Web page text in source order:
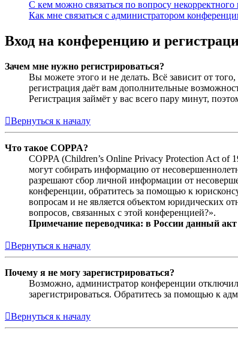
С кем можно связаться по вопросу
Как мне связаться с администратором
Вход на конференцию и
Зачем мне нужно регистрироваться?
Вы можете этого и не делать. Всё зависит от
регистрация даёт вам дополнительные
Регистрация займёт у вас всего пару минут,
Вернуться к началу
Что такое COPPA?
COPPA (Children’s Online Privacy Protection Act
могут собирать информацию от
разрешают сбор личной информации от
конференции, обратитесь за помощью к
вопросам и не является объектом юридических
вопросов, связанных с этой конференцией?».
Примечание переводчика: в России данный
Вернуться к началу
Почему я не могу зарегистрироваться?
Возможно, администратор конференции
зарегистрироваться. Обратитесь за помощью к
Вернуться к началу